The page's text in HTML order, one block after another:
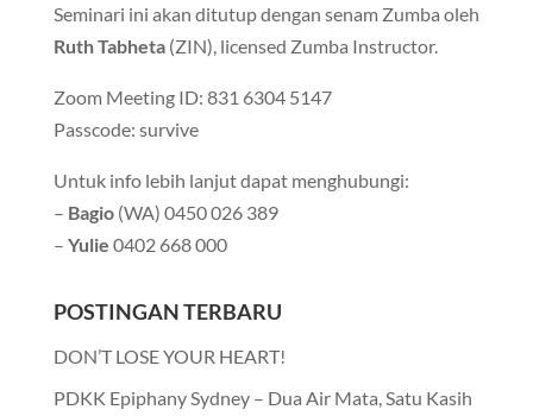
Seminari ini akan ditutup dengan senam Zumba oleh
Ruth Tabheta(ZIN), licensed Zumba Instructor.
Zoom Meeting ID: 831 6304 5147
Passcode: survive
Untuk info lebih lanjut dapat menghubungi:
– Bagio(WA) 0450 026 389
– Yulie 0402 668 000
POSTINGAN TERBARU
DON’T LOSE YOUR HEART!
PDKK Epiphany Sydney – Dua Air Mata, Satu Kasih